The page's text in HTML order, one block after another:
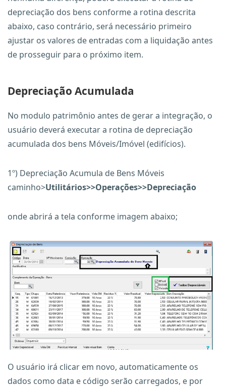
depreciação dos bens conforme a rotina descrita
abaixo, caso contrário, será necessário primeiro
ajustar os valores de entradas com a liquidação antes
de prosseguir para o próximo item.
Depreciação Acumulada
No modulo patrimônio antes de gerar a integração, o
usuário deverá executar a rotina de depreciação
acumulada dos bens Móveis/Imóvel (edifícios).
1º) Depreciação Acumula de Bens Móveis
caminho>Utilitários>>Operações>>Depreciação
onde abrirá a tela conforme imagem abaixo;
O usuário irá clicar em novo, automaticamente os
dados como data e código serão carregados, e por